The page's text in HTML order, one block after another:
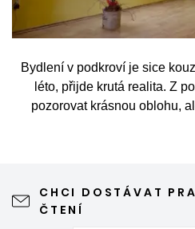
Bydlení v podkroví je sice
léto, přijde krutá realita. Z
pozorovat krásnou oblohu,
CHCI DOSTÁVAT
ČTENÍ